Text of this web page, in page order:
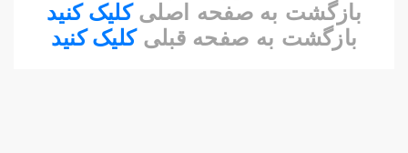
بازگشت به صفحه اصلیکلیک کنید
بازگشت به صفحه قبلیکلیک کنید